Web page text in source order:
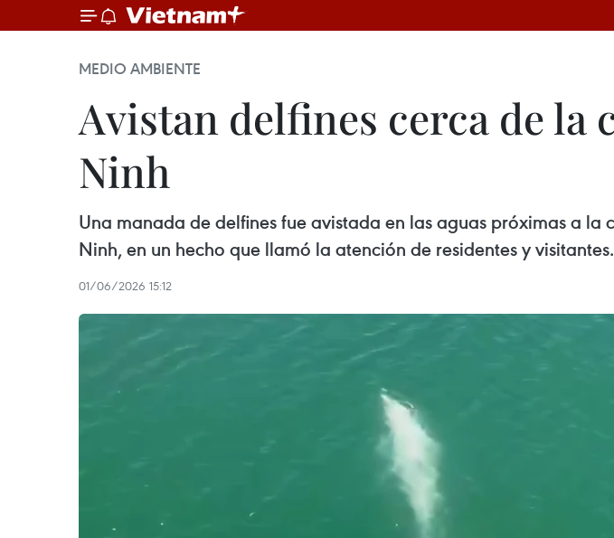
MEDIO AMBIENTE
Avistan delfines cerca de la
Ninh
Una manada de delfines fue avistada en las aguas próximas a
Ninh, en un hecho que llamó la atención de residentes y visitantes.
01/06/2026 15:12